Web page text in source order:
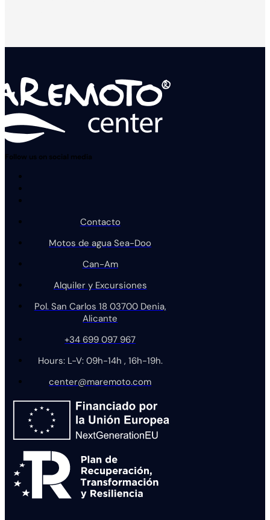
Follow us on social media
Contacto
Motos de agua Sea-Doo
Can-Am
Alquiler y Excursiones
Pol. San Carlos 18 03700 Denia,
Alicante
+34 699 097 967
Hours: L-V: 09h-14h , 16h-19h.
center@maremoto.com